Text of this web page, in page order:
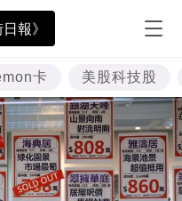
報》
卡 美股科技股